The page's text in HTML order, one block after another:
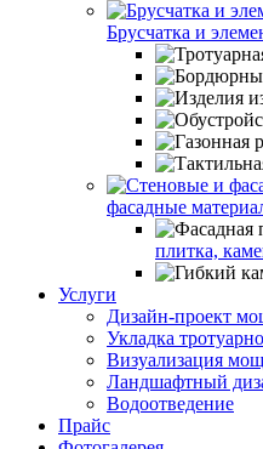
Брусчатка и
фасадные
плитка,
Услуги
Дизайн-проект
Укладка
Визуализация
Ландшафтный
Водоотведение
Прайс